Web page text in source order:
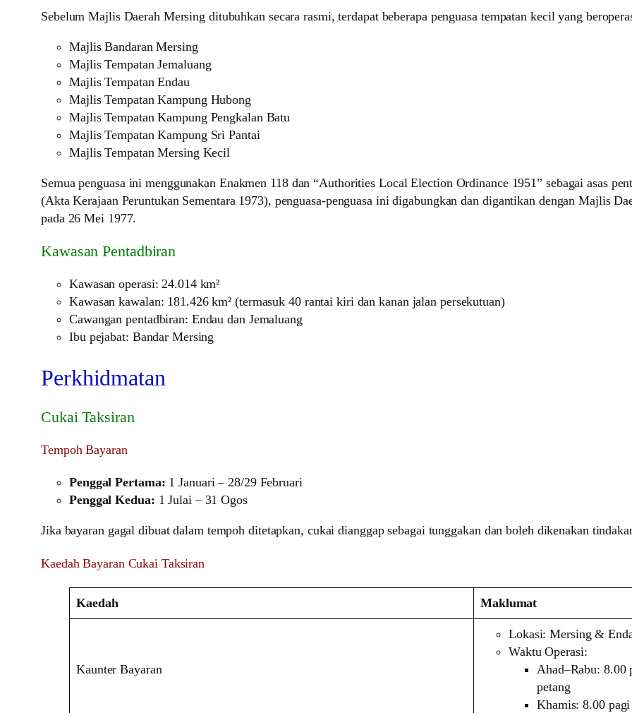
Sebelum Majlis Daerah Mersing ditubuhkan secara rasmi, terdapat beberapa penguasa tempatan kecil yang
Majlis Bandaran Mersing
Majlis Tempatan Jemaluang
Majlis Tempatan Endau
Majlis Tempatan Kampung Hubong
Majlis Tempatan Kampung Pengkalan Batu
Majlis Tempatan Kampung Sri Pantai
Majlis Tempatan Mersing Kecil
Semua penguasa ini menggunakan Enakmen 118 dan “Authorities Local Election Ordinance 1951” sebagai asas
(Akta Kerajaan Peruntukan Sementara 1973), penguasa-penguasa ini digabungkan dan digantikan dengan Majlis
pada 26 Mei 1977.
Kawasan Pentadbiran
Kawasan operasi: 24.014 km²
Kawasan kawalan: 181.426 km² (termasuk 40 rantai kiri dan kanan jalan persekutuan)
Cawangan pentadbiran: Endau dan Jemaluang
Ibu pejabat: Bandar Mersing
Perkhidmatan
Cukai Taksiran
Tempoh Bayaran
Penggal Pertama: 1 Januari – 28/29 Februari
Penggal Kedua: 1 Julai – 31 Ogos
Jika bayaran gagal dibuat dalam tempoh ditetapkan, cukai dianggap sebagai tunggakan dan boleh dikenakan
Kaedah Bayaran Cukai Taksiran
Kaedah Maklumat
Kaunter Bayaran
Lokasi: Mersing &
Waktu Operasi:
Ahad–Rabu: 8.00
petang
Khamis: 8.00